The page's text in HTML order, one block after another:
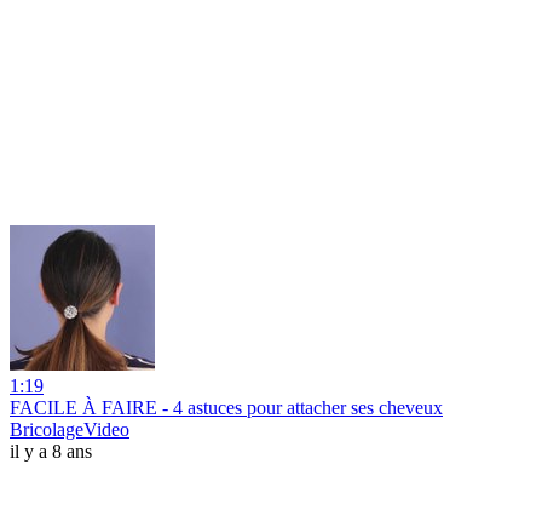
1:19
FACILE À FAIRE - 4 astuces pour attacher ses cheveux
BricolageVideo
il y a 8 ans